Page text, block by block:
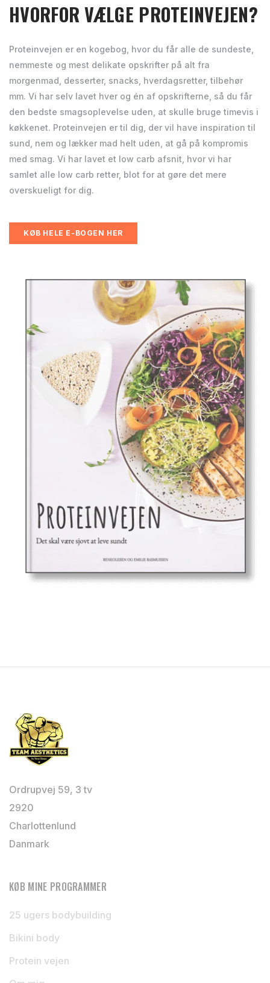
HVORFOR VÆLGE PROTEINVEJEN?
Proteinvejen er en kogebog, hvor du får alle de sundeste,
nemmeste og mest delikate opskrifter på alt fra
morgenmad, desserter, snacks, hverdagsretter, tilbehør
mm. Vi har selv lavet hver og én af opskrifterne, så du får
den bedste smagsoplevelse uden, at skulle bruge timevis i
køkkenet. Proteinvejen er til dig, der vil have inspiration til
sund, nem og lækker mad helt uden, at gå på kompromis
med smag. Vi har lavet et low carb afsnit, hvor vi har
samlet alle low carb retter, blot for at gøre det mere
overskueligt for dig.
KØB HELE E-BOGEN HER
Ordrupvej 59, 3 tv
2920
Charlottenlund
Danmark
KØB MINE PROGRAMMER
25 ugers bodybuilding
Bikini body
Protein vejen